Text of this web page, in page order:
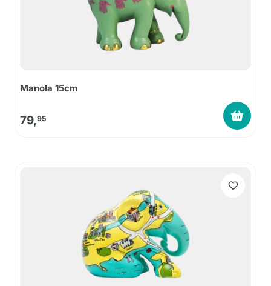
Manola 15cm
79,95